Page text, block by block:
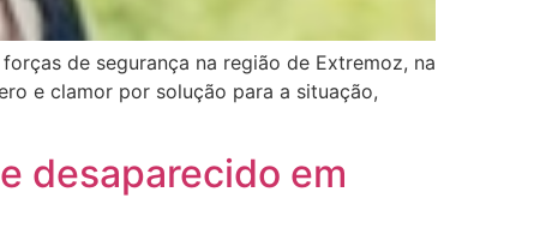
de segurança na região de Extremoz, na
e clamor por solução para a situação,
desaparecido em